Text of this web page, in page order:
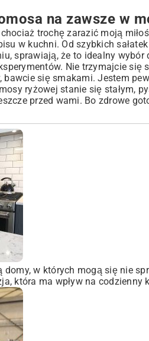
na zawsze w
trochę zarazić moją
w kuchni. Od szybkich
sprawiają, że to idealny
Nie trzymajcie
się smakami. Jestem
ryżowej stanie się stałym,
przed wami. Bo zdrowe
w których mogą się nie
która ma wpływ na codzienny